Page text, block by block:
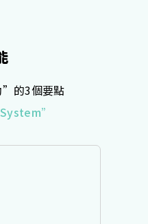
的3個要點